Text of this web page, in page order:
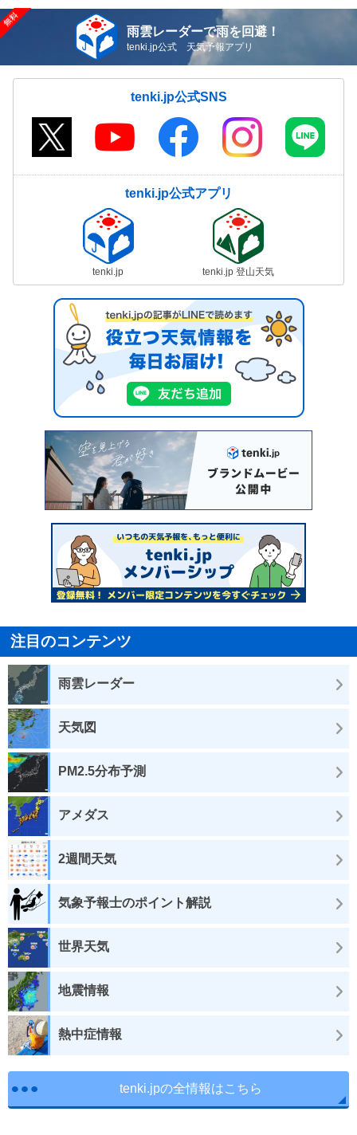
雨雲レーダーで雨を回避！
tenki.jp公式 天気予報アプリ
tenki.jp公式SNS
tenki.jp公式アプリ
tenki.jp tenki.jp 登山天気
注目のコンテンツ
雨雲レーダー
天気図
PM2.5分布予測
アメダス
2週間天気
気象予報士のポイント解説
世界天気
地震情報
熱中症情報
tenki.jpの全情報はこちら